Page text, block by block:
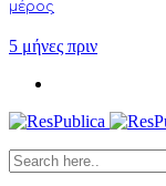
μέρος
5 μήνες πριν